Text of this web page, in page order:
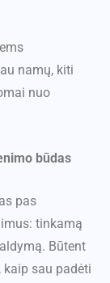
namų, kiti
nuo
būdas
pas
tinkamą
Būtent
sau padėti